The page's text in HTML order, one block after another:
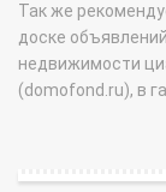
Так же
доске
недвижимости
(domofond.ru), в